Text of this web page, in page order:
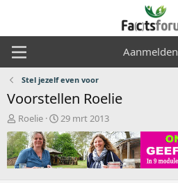
Aanmelden
Stel jezelf even voor
Voorstellen Roelie
O
n
d
e
r
Roelie
S
t
a
r
t
29 mrt 2013